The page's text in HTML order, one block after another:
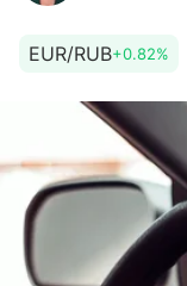
EUR/RUB+0.82%